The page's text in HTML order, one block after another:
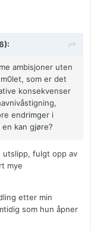
ambisjoner uten
som er det
konsekvenser
endrimger i
kan gjøre?
utslipp, fulgt opp av
mye
etter min
som hun åpner